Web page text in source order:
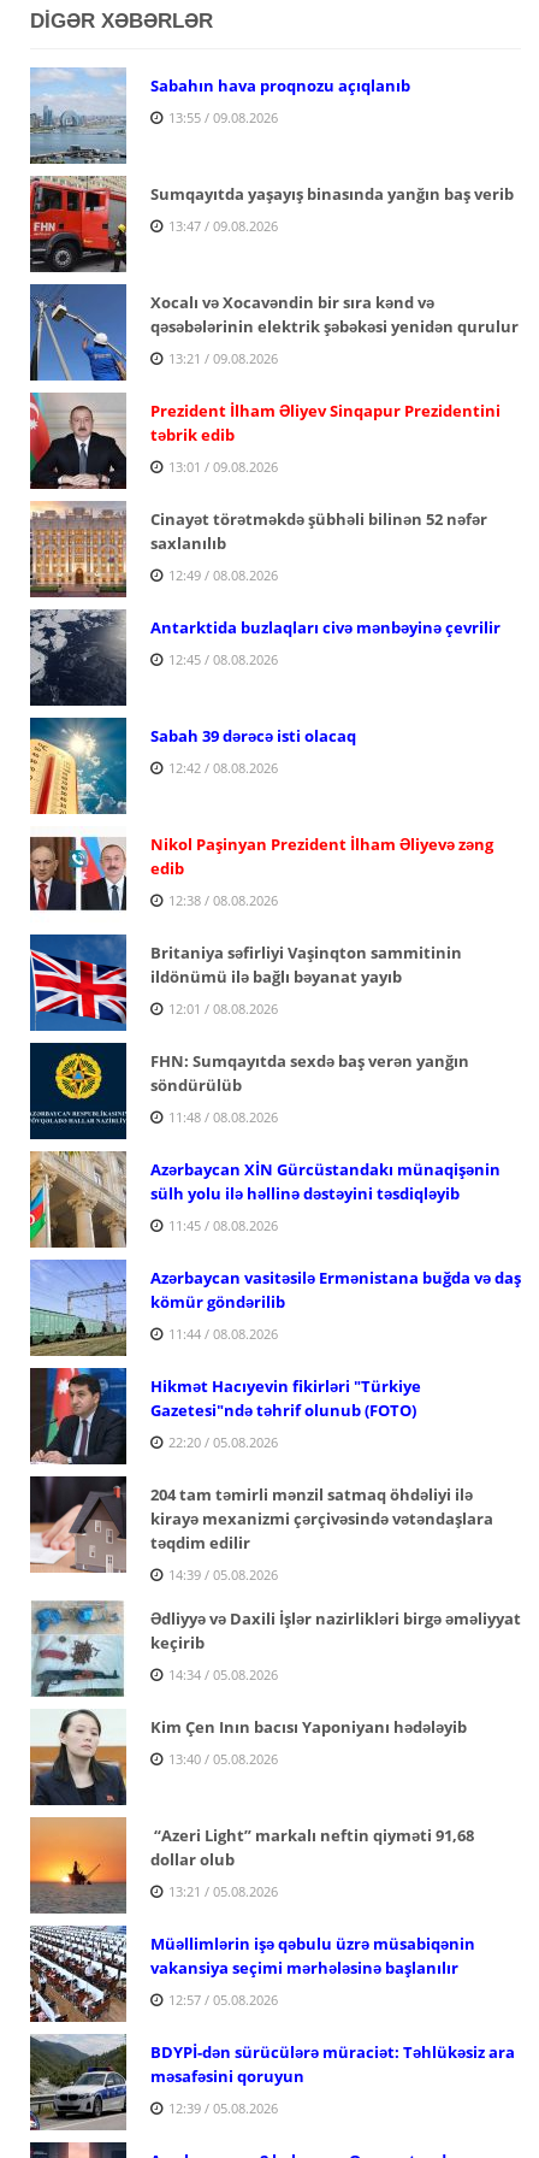
DİGƏR XƏBƏRLƏR
Sabahın hava proqnozu açıqlanıb
13:55 / 09.08.2026
Sumqayıtda yaşayış binasında yanğın baş verib
13:47 / 09.08.2026
Xocalı və Xocavəndin bir sıra kənd və
qəsəbələrinin elektrik şəbəkəsi yenidən qurulur
13:21 / 09.08.2026
Prezident İlham Əliyev Sinqapur Prezidentini
təbrik edib
13:01 / 09.08.2026
Cinayət törətməkdə şübhəli bilinən 52 nəfər
saxlanılıb
12:49 / 08.08.2026
Antarktida buzlaqları civə mənbəyinə çevrilir
12:45 / 08.08.2026
Sabah 39 dərəcə isti olacaq
12:42 / 08.08.2026
Nikol Paşinyan Prezident İlham Əliyevə zəng
edib
12:38 / 08.08.2026
Britaniya səfirliyi Vaşinqton sammitinin
ildönümü ilə bağlı bəyanat yayıb
12:01 / 08.08.2026
FHN: Sumqayıtda sexdə baş verən yanğın
söndürülüb
11:48 / 08.08.2026
Azərbaycan XİN Gürcüstandakı münaqişənin
sülh yolu ilə həllinə dəstəyini təsdiqləyib
11:45 / 08.08.2026
Azərbaycan vasitəsilə Ermənistana buğda və daş
kömür göndərilib
11:44 / 08.08.2026
Hikmət Hacıyevin fikirləri "Türkiye
Gazetesi"ndə təhrif olunub (FOTO)
22:20 / 05.08.2026
204 tam təmirli mənzil satmaq öhdəliyi ilə
kirayə mexanizmi çərçivəsində vətəndaşlara
təqdim edilir
14:39 / 05.08.2026
Ədliyyə və Daxili İşlər nazirlikləri birgə əməliyyat
keçirib
14:34 / 05.08.2026
Kim Çen Inın bacısı Yaponiyanı hədələyib
13:40 / 05.08.2026
“Azeri Light” markalı neftin qiyməti 91,68
dollar olub
13:21 / 05.08.2026
Müəllimlərin işə qəbulu üzrə müsabiqənin
vakansiya seçimi mərhələsinə başlanılır
12:57 / 05.08.2026
BDYPİ-dən sürücülərə müraciət: Təhlükəsiz ara
məsafəsini qoruyun
12:39 / 05.08.2026